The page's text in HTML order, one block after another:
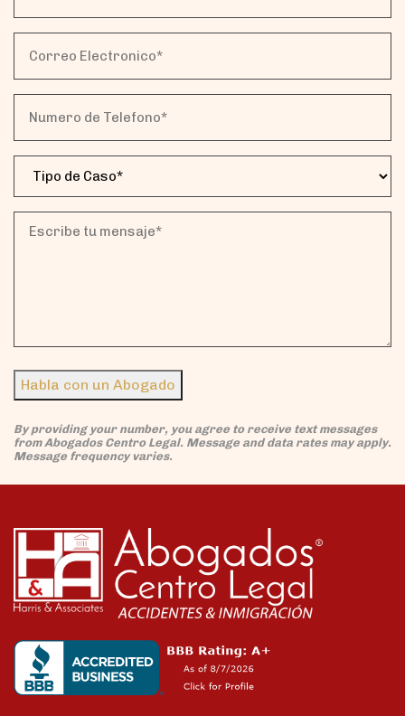
(Obligatorio)
Telefono*
(Obligatorio)
Tipo
de
Caso
Escribe
Habla con un Abogado
By providing your number, you agree to receive text messages
from Abogados Centro Legal. Message and data rates may apply.
Message frequency varies.